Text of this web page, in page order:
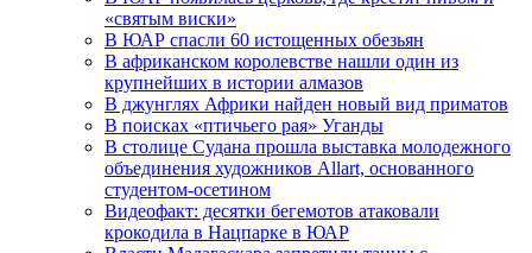
«святым виски»
В ЮАР спасли 60 истощенных обезьян
В африканском королевстве нашли один из
крупнейших в истории алмазов
В джунглях Африки найден новый вид приматов
В поисках «птичьего рая» Уганды
В столице Судана прошла выставка молодежного
объединения художников Allart, основанного
студентом-осетином
Видеофакт: десятки бегемотов атаковали
крокодила в Нацпарке в ЮАР